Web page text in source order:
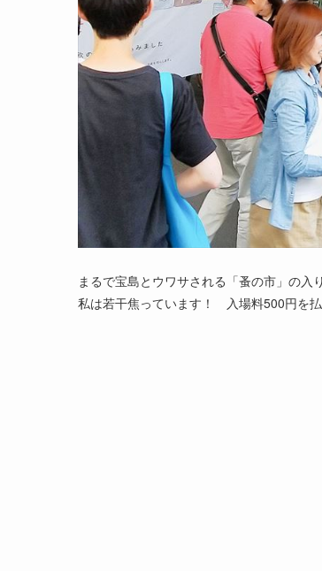
まるで宝島とウワサされる「蚤の市」の
私は若干焦っています！ 入場料500円を払